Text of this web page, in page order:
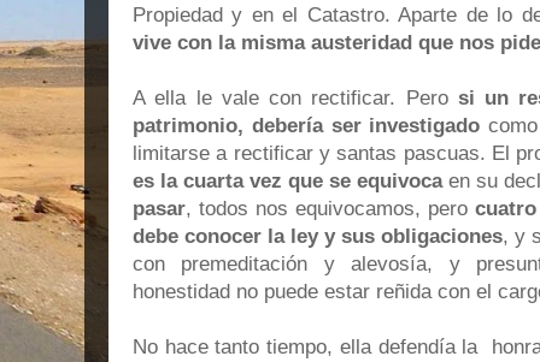
Propiedad y en el Catastro. Aparte de lo
vive con la misma austeridad que nos
A ella le vale con rectificar. Pero si un
patrimonio, debería ser investigado
limitarse a rectificar y santas pascuas. El
es la cuarta vez que se equivocaen su
pasar, todos nos equivocamos, pero
debe conocer la ley y sus obligaciones, y
con premeditación y alevosía, y
honestidad no puede estar reñida con el
No hace tanto tiempo, ella defendía la